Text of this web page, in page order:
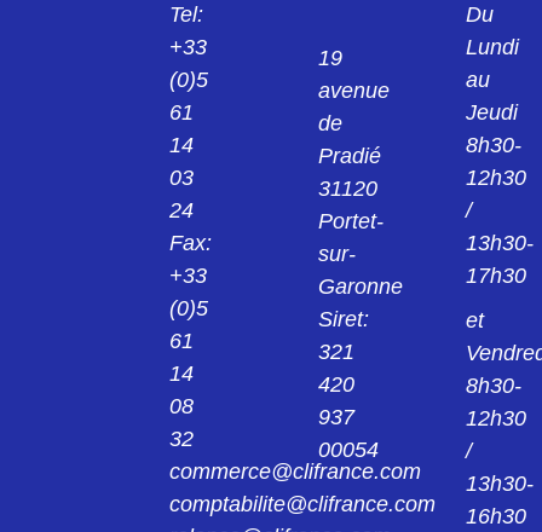
Tel:
+33
(0)5
61
14
03
24
Fax:
+33
(0)5
61
14
08
32
commerce@clifrance.com
comptabilite@clifrance.com
19
avenue
de
Pradié
31120
Portet-
sur-
Garonne
Siret:
321
420
937
00054
Du
Lundi
au
Jeudi
8h30-
12h30
/
13h30-
17h30
et
8h30-
12h30
/
13h30-
16h30